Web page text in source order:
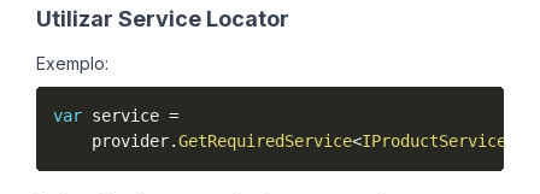
Utilizar Service Locator
Exemplo:
var service =
    provider
.GetRequiredService<IProductService